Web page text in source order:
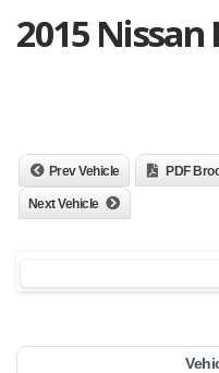
2015 Nissan
Prev Vehicle PDF
Next Vehicle